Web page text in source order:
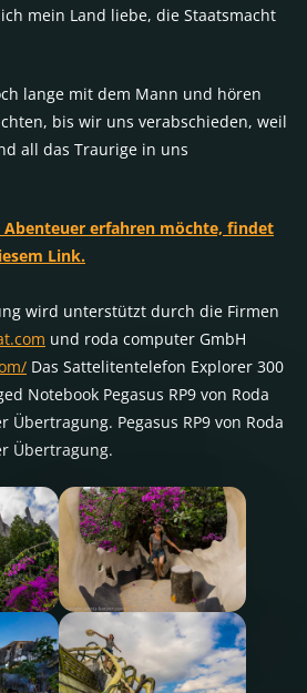
mein Land liebe, die Staatsmacht
lange mit dem Mann und hören
bis wir uns verabschieden, weil
all das Traurige in uns
erfahren möchte, findet
Link.
wird unterstützt durch die Firmen
und roda computer GmbH
Das Sattelitentelefon Explorer 300
Notebook Pegasus RP9 von Roda
Pegasus RP9 von Roda
Übertragung.